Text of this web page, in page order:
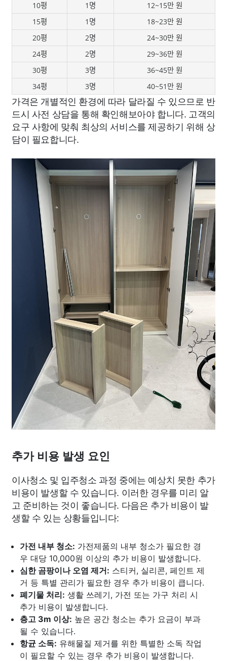
10평 1명
12~15만 원
15평
1명
18~23만 원
20평
2명
24~30만 원
24평
2명
29~36만 원
30평
3명
36~45만 원
34평
3명 40~51만 원
가격은 개별적인 환경에 따라 달라질 수 있으므로 반
드시 사전 상담을 통해 확인해보아야 합니다. 고객의
요구 사항에 맞춰 최상의 서비스를 제공하기 위해 상
담이 필요합니다.
추가 비용 발생 요인
이사청소 및 입주청소 과정 중에는 예상치 못한 추가
비용이 발생할 수 있습니다. 이러한 경우를 미리 알
고 준비하는 것이 좋습니다. 다음은 추가 비용이 발
생할 수 있는 상황들입니다:
가전 내부 청소: 가전제품의 내부 청소가 필요한 경
우 대당 10,000원 이상의 추가 비용이 발생합니다.
심한 곰팡이나 오염 제거: 스티커, 실리콘, 페인트 제
거 등 특별 관리가 필요한 경우 추가 비용이 큽니다.
폐기물 처리: 생활 쓰레기, 가전 또는 가구 처리 시
추가 비용이 발생합니다.
층고 3m 이상: 높은 공간 청소는 추가 요금이 부과
될 수 있습니다.
항균 소독: 유해물질 제거를 위한 특별한 소독 작업
이 필요할 수 있는 경우 추가 비용이 발생합니다.